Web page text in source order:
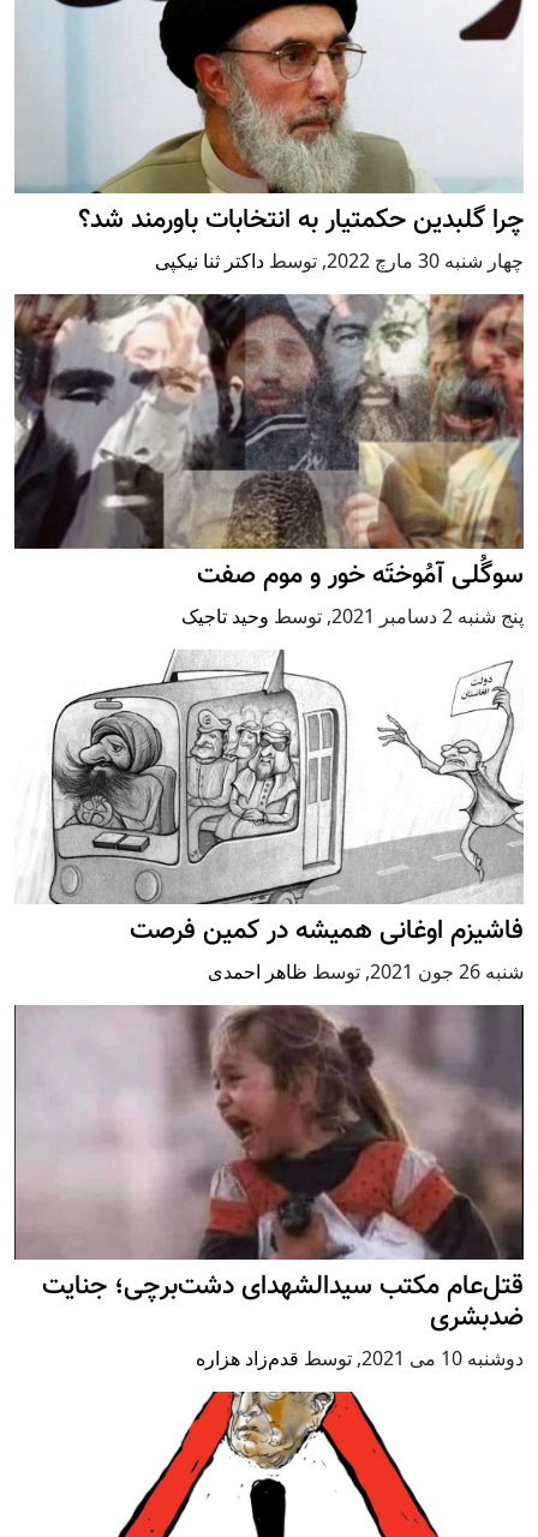
چرا گلبدین حکمتیار به انتخابات باورمند شد؟
چهار شنبه 30 مارچ 2022 , توسط داکتر ثنا نیکپی
سوگُلی آمُوختَه خور و موم صفت
پنج شنبه 2 دسامبر 2021 , توسط وحید تاجیک
فاشیزم اوغانی همیشه در کمین فرصت
شنبه 26 جون 2021 , توسط ظاهر احمدی
قتل‌عام مکتب سیدالشهدای دشت‌برچی؛ جنایت
ضدبشری
دوشنبه 10 می 2021 , توسط قدم‌زاد هزاره